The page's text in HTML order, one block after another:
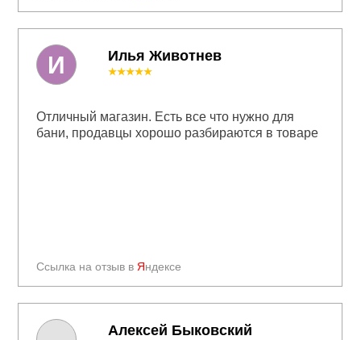
Илья Животнев
Ссылка на отзыв в Яндексе
★★★★★
Отличный магазин. Есть все что нужно для
бани, продавцы хорошо разбираются в товаре
И
Алексей Быковский